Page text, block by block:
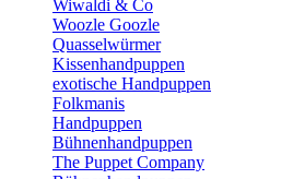
Wiwaldi & Co
Woozle Goozle
Quasselwürmer
Kissenhandpuppen
exotische Handpuppen
Folkmanis
Handpuppen
Bühnenhandpuppen
The Puppet Company